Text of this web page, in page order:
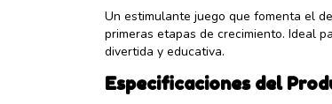
Un estimulante juego que fomenta el
primeras etapas de crecimiento. Ideal
divertida y educativa.
Especificaciones del